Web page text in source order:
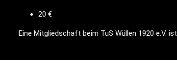
20 €
Eine Mitgliedschaft beim TuS Wüllen 1920 e.V.